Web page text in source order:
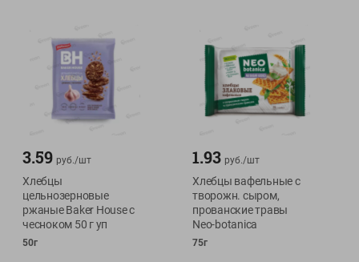
3.59 руб./шт
Хлебцы
цельнозерновые
ржаные Baker House с
чесноком 50 г уп
50г
1.93 руб./шт
Хлебцы вафельные с
творожн. сыром,
прованские травы
Neo-botanica
75г